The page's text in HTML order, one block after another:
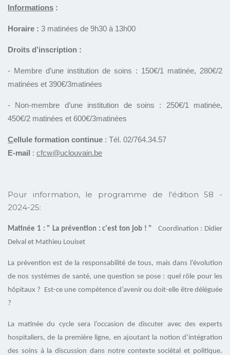
Informations :
Horaire : 3 matinées de 9h30 à 13h00
Droits d’inscription :
- Membre d’une institution de soins : 150€/1 matinée, 280€/2
matinées et 390€/3matinées
- Non-membre d’une institution de soins : 250€/1 matinée,
450€/2 matinées et 600€/3matinées
Cellule formation continue : Tél. 02/764.34.57
E-mail : cfcw@uclouvain.be
Pour information, le programme de l'édition 58 -
2024-25:
Matinée 1 : " La prévention : c'est ton job ! " Coordination : Didier
Delval et Mathieu Louiset
La prévention est de la responsabilité de tous, mais dans l’évolution
de nos systèmes de santé, une question se pose : quel rôle pour les
hôpitaux ? Est-ce une compétence d’avenir ou doit-elle être déléguée
?
La matinée du cycle sera l’occasion de discuter avec des experts
hospitaliers, de la première ligne, en ajoutant la notion d’intégration
des soins à la discussion dans notre contexte sociétal et politique.